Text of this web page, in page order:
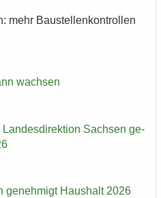
mehr Bau­stel­len­kon­trol­len
wach­sen
Lan­des­di­rek­ti­on Sach­sen ge­
ge­neh­migt Haus­halt 2026